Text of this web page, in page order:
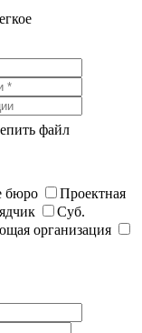
файл
бюро
Проектная
Суб.
организация